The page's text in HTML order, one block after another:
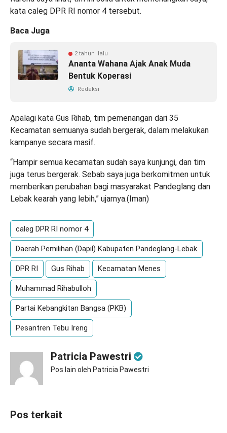
kata caleg DPR RI nomor 4 tersebut.
Baca Juga
2 tahun lalu
Ananta Wahana Ajak Anak Muda
Bentuk Koperasi
Redaksi
Apalagi kata Gus Rihab, tim pemenangan dari 35
Kecamatan semuanya sudah bergerak, dalam melakukan
kampanye secara masif.
“Hampir semua kecamatan sudah saya kunjungi, dan tim
juga terus bergerak. Sebab saya juga berkomitmen untuk
memberikan perubahan bagi masyarakat Pandeglang dan
Lebak kearah yang lebih,” ujarnya.(Iman)
caleg DPR RI nomor 4
Daerah Pemilihan (Dapil) Kabupaten Pandeglang-Lebak
DPR RI Gus Rihab Kecamatan Menes
Muhammad Rihabulloh
Partai Kebangkitan Bangsa (PKB)
Pesantren Tebu Ireng
Patricia Pawestri
Pos lain oleh Patricia Pawestri
Pos terkait